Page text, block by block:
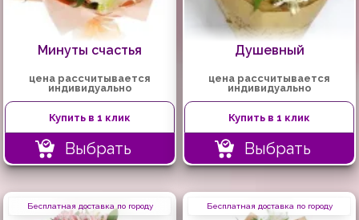
Минуты счастья
цена рассчитывается
индивидуально
Купить в 1 клик
Выбрать
Душевный
цена рассчитывается
индивидуально
Купить в 1 клик
Выбрать
Бесплатная доставка по городу Бесплатная доставка по городу